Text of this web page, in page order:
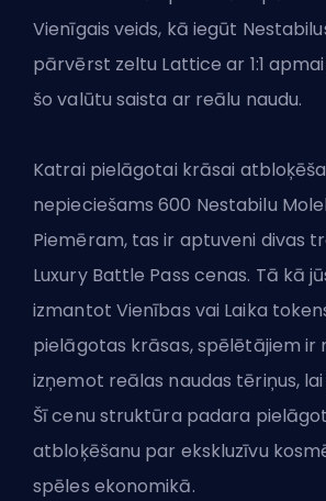
Vienīgais veids, kā iegūt
pārvērst zeltu Lattice ar 1:1
šo valūtu saista ar reālu naudu.
Katrai pielāgotai krāsai
nepieciešams 600 Nestabilu
Piemēram, tas ir aptuveni divas
Luxury Battle Pass cenas. Tā kā
izmantot Vienības vai Laika
pielāgotas krāsas, spēlētājiem ir
izņemot reālas naudas tēriņus,
Šī cenu struktūra padara
atbloķēšanu par ekskluzīvu
spēles ekonomikā.